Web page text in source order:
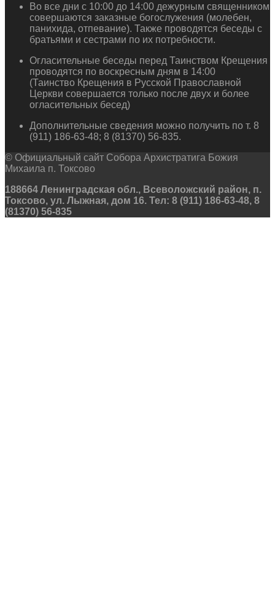
Во все дни с 10:00 до 14:00 дежурным священником
совершаются заказные богослужения (молебен,
панихида, отпевание). Также проводятся беседы с
братьями и сестрами по их потребности.
Огласительные беседы перед Таинством Крещения
проводятся по воскресным дням в 14:00
(Таинство Крещения в Русской Православной
Церкви совершается только после двух и более
огласительных бесед)
Дополнительные сведения можно получить по т. 8
(911) 186-63-48; 8 (81370) 56-835.
© Официальный сайт Собора Архистратига Божия
Михаила п. Токсово
188664 Ленинградская обл., Всеволожский район, п.
Токсово, ул. Лыжная, дом 16. Тел: 8 (911) 186-63-48, 8
(81370) 56-835